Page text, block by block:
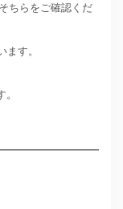
ちらをご確認くだ
す。